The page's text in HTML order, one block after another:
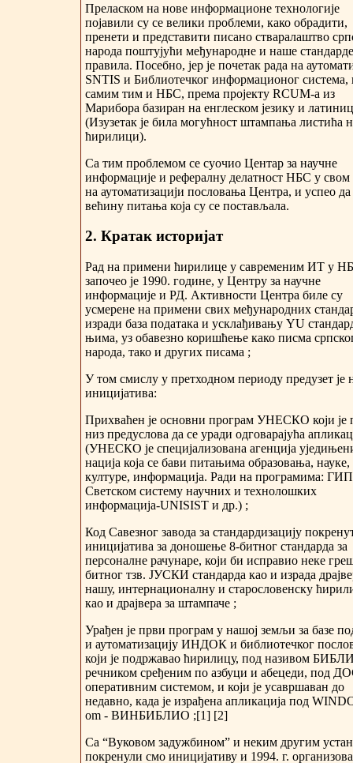
Преласком на нове информационе технологије
појавили су се велики проблеми, како обрадити,
пренети и представити писано стваралаштво
народа поштујући међународне и наше
правила. Посебно, јер је почетак рада на
SNTIS и Библиотечког информационог система,
самим тим и НБС, према пројекту RCUM-а из
Марибора базиран на енглеском језику и
(Изузетак је била могућност штампања листића
ћирилици).
Са тим проблемом се суочио Центар за научне
информације и рефералну делатност НБС у свом
на аутоматизацији пословања Центра, и успео
већину питања која су се постављала.
2. Кратак историјат
Рад на примени ћирилице у савременим ИТ у
започео је 1990. године, у Центру за научне
информације и РД. Активности Центра биле су
усмерене на примени свих међународних
изради база података и усклађивању YU
њима, уз обавезно коришћење како писма
народа, тако и других писама ;
У том смислу у претходном периоду предузет је
иницијатива:
Прихваћен је основни програм УНЕСКО који је
низ предуслова да се уради одговарајућа
(УНЕСКО је специјализована агенција
нација која се бави питањима образовања, науке,
културе, информација. Ради на програмима:
Светском систему научних и технолошких
информација-UNISIST и др.) ;
Код Савезног завода за стандардизацију
иницијатива за доношење 8-битног стандарда за
персоналне рачунаре, који би исправио неке
битног тзв. ЈУСКИ стандарда као и израда
нашу, интернационалну и старословенску
као и драјвера за штампаче ;
Урађен је први програм у нашој земљи за базе
и аутоматизацију ИНДОК и библиотечког
који је подржавао ћирилицу, под називом
речником сређеним по азбуци и абецеди, под
оперативним системом, и који је усавршаван до
недавно, када је израђена апликација под
om - ВИНБИБЛИО ;[1] [2]
Са “Вуковом задужбином” и неким другим
покренули смо иницијативу и 1994. г.